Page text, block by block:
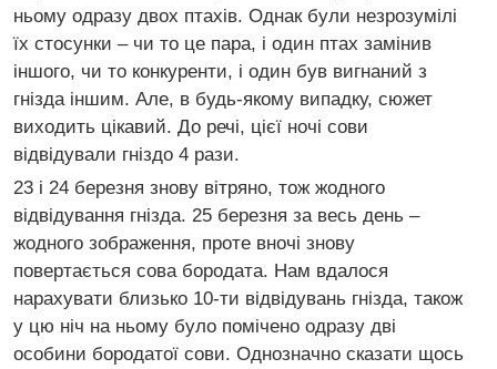
ньому одразу двох птахів. Однак були незрозумілі
їх стосунки – чи то це пара, і один птах замінив
іншого, чи то конкуренти, і один був вигнаний з
гнізда іншим. Але, в будь-якому випадку, сюжет
виходить цікавий. До речі, цієї ночі сови
відвідували гніздо 4 рази.
23 і 24 березня знову вітряно, тож жодного
відвідування гнізда. 25 березня за весь день –
жодного зображення, проте вночі знову
повертається сова бородата. Нам вдалося
нарахувати близько 10-ти відвідувань гнізда, також
у цю ніч на ньому було помічено одразу дві
особини бородатої сови. Однозначно сказати щось